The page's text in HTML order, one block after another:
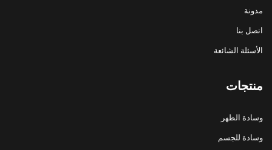
مدونة
اتصل بنا
الأسئلة الشائعة
منتجات
وسادة الظهر
وسادة للجسم